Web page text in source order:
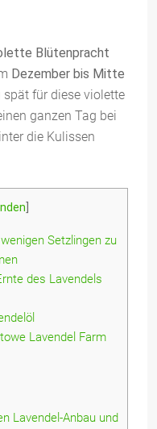
Blütenpracht
Dezember bis Mitte
für diese violette
ganzen Tag bei
die Kulissen
Setzlingen zu
des Lavendels
Lavendel Farm
Lavendel-Anbau und